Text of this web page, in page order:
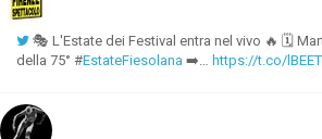
🎭 L'Estate dei Festival entra nel vivo 🔥 🗓
della 75° #EstateFiesolana ➡… https://t.co/